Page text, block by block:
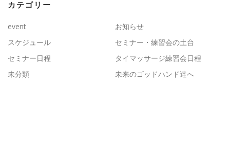
カテゴリー
event
お知らせ
スケジュール
セミナー・練習会の土台
セミナー日程
タイマッサージ練習会日程
未分類
未来のゴッドハンド達へ